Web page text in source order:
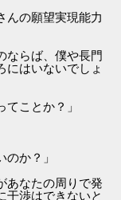
んの願望実現能力
ならば、僕や長門
にはいないでしょ
ことか？」
か？」
あなたの周りで発
干渉はできないと